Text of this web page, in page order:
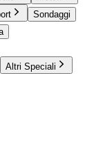
Sondaggi
Altri Speciali